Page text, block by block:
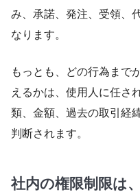
み、承諾、発注、受領、
なります。
もっとも、どの行為まで
えるかは、使用人に任さ
類、金額、過去の取引経
判断されます。
社内の権限制限は